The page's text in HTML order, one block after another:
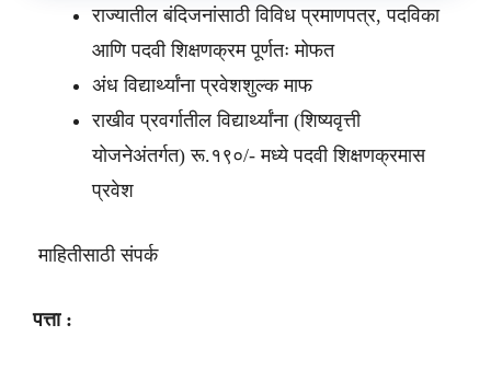
राज्यातील बंदिजनांसाठी विविध प्रमाणपत्र, पदविका
आणि पदवी शिक्षणक्रम पूर्णतः मोफत
अंध विद्यार्थ्यांना प्रवेशशुल्क माफ
राखीव प्रवर्गातील विद्यार्थ्यांना (शिष्यवृत्ती
योजनेअंतर्गत) रू.१९०/- मध्ये पदवी शिक्षणक्रमास
प्रवेश
माहितीसाठी संपर्क
पत्ता :